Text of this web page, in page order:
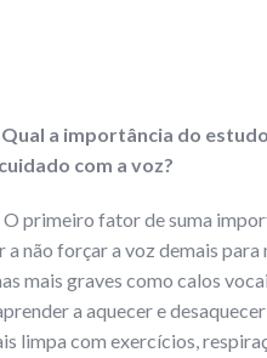
Qual a importância do
com a voz?
O primeiro fator de suma
a não forçar a voz demais para
mais graves como calos
a aquecer e
limpa com exercícios,